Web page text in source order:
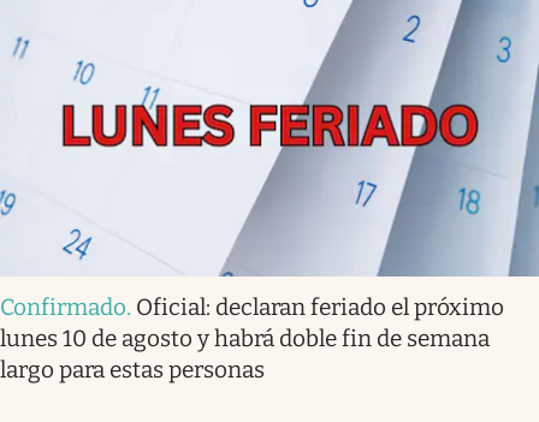
Confirmado. Oficial: declaran feriado el próximo
lunes 10 de agosto y habrá doble fin de semana
largo para estas personas